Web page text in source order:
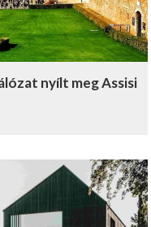
nyílt meg Assisi